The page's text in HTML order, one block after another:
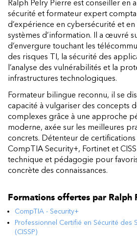
Ralph Pelry Pierre est conseiller en
sécurité et formateur expert
d’expérience en cybersécurité et
systèmes d’information. Il a œuvré
d’envergure touchant les
des risques TI, la sécurité des
l’analyse des vulnérabilités et la
infrastructures technologiques.
Formateur bilingue reconnu, il se
capacité à vulgariser des concepts
complexes grâce à une approche
moderne, axée sur les meilleures
concrets. Détenteur de
CompTIA Security+, Fortinet et
technique et pédagogie pour
concrète des connaissances.
Formations offertes par Ralph
CompTIA - Security+
Professionnel Certifié en Sécurité des
(CISSP)